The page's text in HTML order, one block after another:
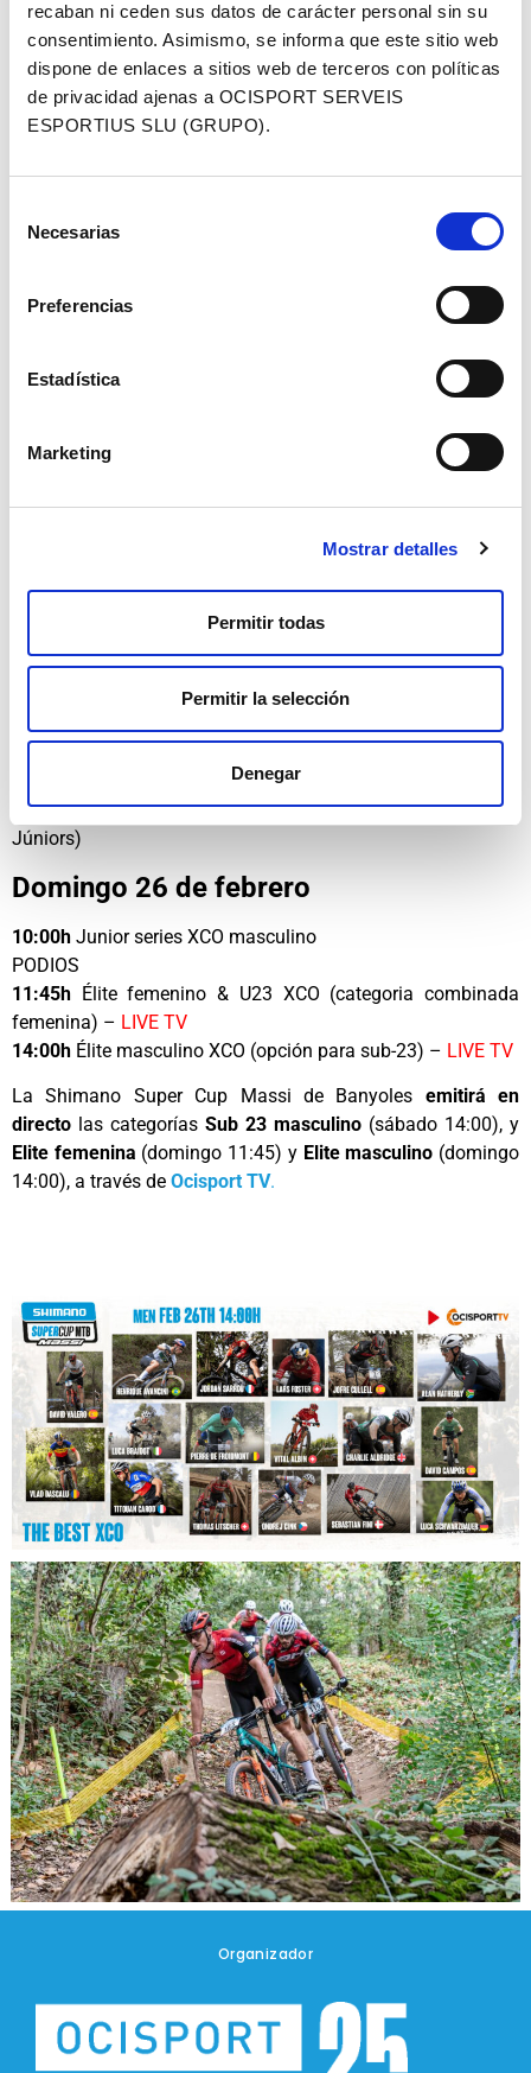
recaban ni ceden sus datos de carácter personal sin su
consentimiento. Asimismo, se informa que este sitio web
dispone de enlaces a sitios web de terceros con políticas
de privacidad ajenas a OCISPORT SERVEIS
ESPORTIUS SLU (GRUPO).
Necesarias
Preferencias
Estadística
Marketing
Mostrar detalles
Permitir todas
Permitir la selección
Denegar
Entre los españoles destacan tambiénJofre Cullell, ganador
de la Shimano Super Cup Massi 2022, yPablo Rodríguez
(ambos del BH Coloma), con dos buenas actuaciones en la
primera prueba de la Shimano Super Cup Massi, así como
formidable inicio de temporada.
El Short Track se disputará el viernes por la tarde,
reservándose las pruebas de XCO élite femenina y
del domingo. Entre ambas también se disputarán, mangas
La 22ª edición de Banyoles contará con 9 salidas distintas
15:30hShort Track Femenino
Short Track Masculino
Sábado 25 de febrero
9:00hSalida Cadete Masculino / Masters 50/60 Masculino
U23 masculino XCO –LIVE TV
16:00hSalida femenina (Cadet, Masters 30/40/50 y
Júniors)
Domingo 26 de febrero
10:00h Junior series XCO masculino
PODIOS
11:45h Élite femenino & U23 XCO (categoria combinada
femenina) – LIVE TV
14:00h Élite masculino XCO (opción para sub-23) – LIVE TV
La Shimano Super Cup Massi de Banyoles emitirá en
directo las categorías Sub 23 masculino (sábado 14:00), y
Elite femenina (domingo 11:45) y Elite masculino (domingo
14:00), a través de Ocisport TV.
Organizador